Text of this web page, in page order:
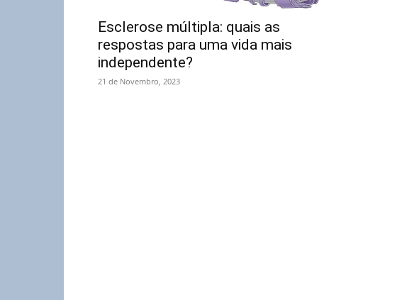
Esclerose múltipla: quais as
respostas para uma vida mais
independente?
21 de Novembro, 2023